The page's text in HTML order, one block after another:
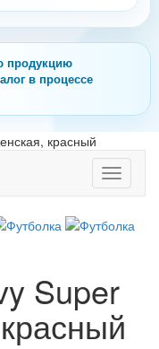
продукцию
в процессе
красный
Toggle
Super